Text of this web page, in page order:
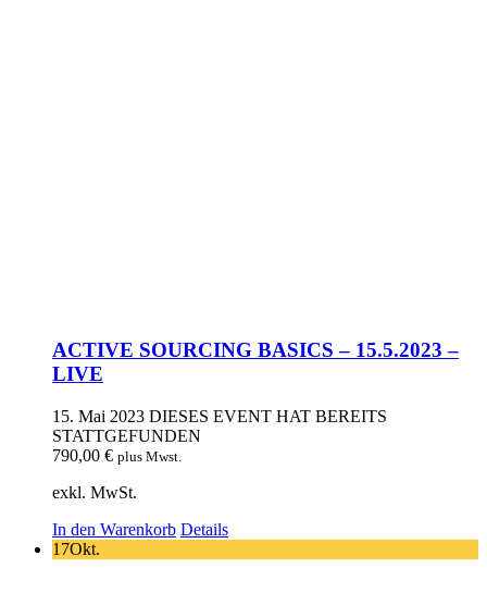
ACTIVE SOURCING BASICS – 15.5.2023 –
LIVE
15. Mai 2023 DIESES EVENT HAT BEREITS
STATTGEFUNDEN
790,00 € plus Mwst.
exkl. MwSt.
In den Warenkorb Details
17Okt.